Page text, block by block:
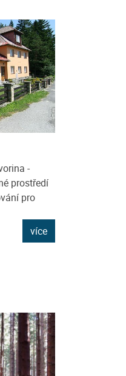
-
prostředí
pro
více